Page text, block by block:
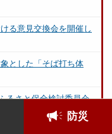
防災
る意見交換会を開催し
とした「そば打ち体
るさと保全検討委員会